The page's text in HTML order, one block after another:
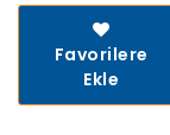
Favorilere
Ekle